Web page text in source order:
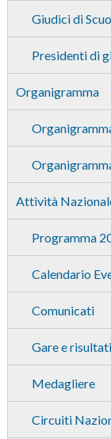
Giudici di
Presidenti di
Organigramma
Attività
Programma
Calendario
Comunicati
Gare e risultati
Medagliere
Circuiti